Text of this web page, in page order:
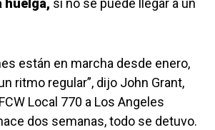
huelga, si no se puede llegar a un
están en marcha desde enero,
ritmo regular”, dijo John Grant,
Local 770 a Los Angeles
dos semanas, todo se detuvo.